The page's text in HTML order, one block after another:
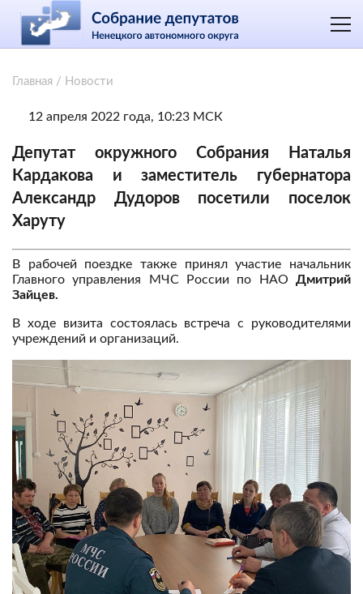
Главная / Новости
12 апреля 2022 года, 10:23 МСК
Депутат окружного Собрания Наталья
Кардакова и заместитель губернатора
Александр Дудоров посетили поселок
Харуту
В рабочей поездке также принял участие начальник
Главного управления МЧС России по НАО Дмитрий
Зайцев.
В ходе визита состоялась встреча с руководителями
учреждений и организаций.